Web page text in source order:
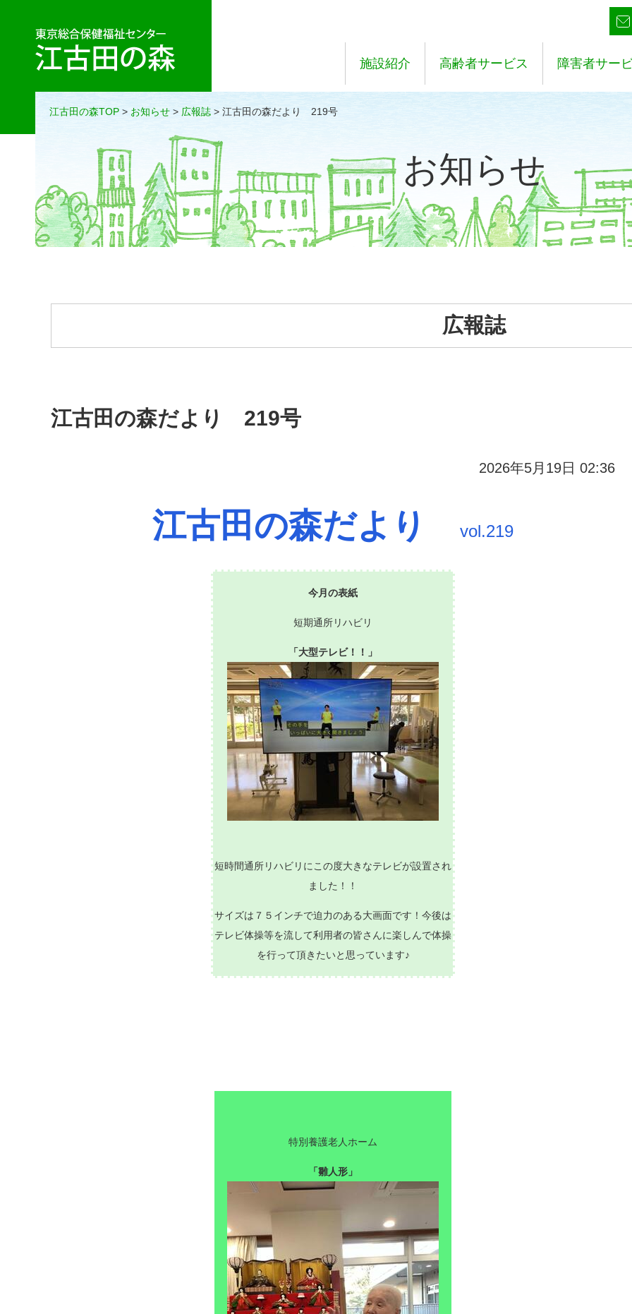
施設紹介 高齢者サービス 障害者サー
江古田の森TOP > お知らせ > 広報誌 > 江古田の森だより 219号
お知らせ
広報誌
江古田の森だより 219号
2026年5月19日 02:36
江古田の森だより vol.219
今月の表紙
短期通所リハビリ
「大型テレビ！！」
短時間通所リハビリにこの度大きなテレビが設置され
ました！！
サイズは７５インチで迫力のある大画面です！今後は
テレビ体操等を流して利用者の皆さんに楽しんで体操
を行って頂きたいと思っています♪
特別養護老人ホーム
「雛人形」